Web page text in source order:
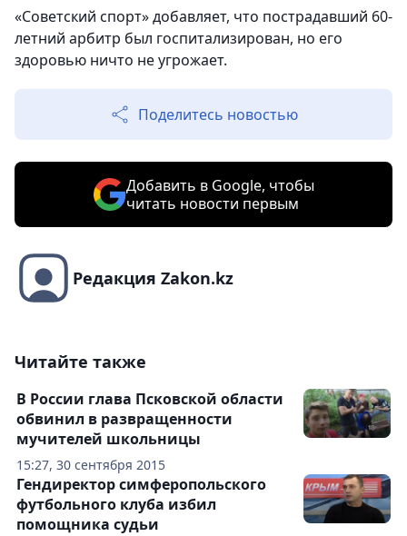
«Советский спорт» добавляет, что пострадавший 60-
летний арбитр был госпитализирован, но его
здоровью ничто не угрожает.
Поделитесь новостью
Добавить в Google, чтобы
читать новости первым
Редакция Zakon.kz
Читайте также
15:27, 30 сентября 2015
В России глава Псковской области
обвинил в развращенности
мучителей школьницы
Гендиректор симферопольского
футбольного клуба избил
помощника судьи